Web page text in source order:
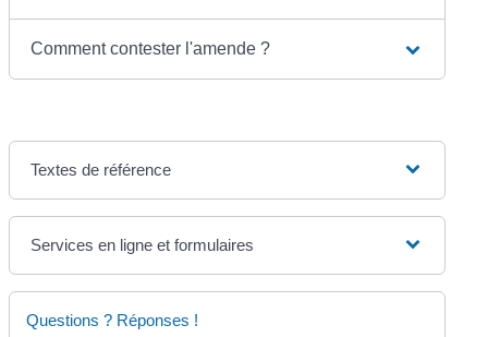
Comment contester l'amende ?
Textes de référence
Services en ligne et formulaires
Questions ? Réponses !